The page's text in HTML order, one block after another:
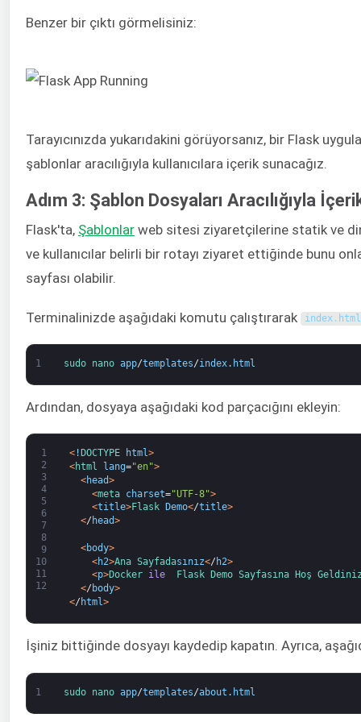
Benzer bir çıktı görmelisiniz:
Tarayıcınızda yukarıdakini görüyorsanız, bir Flask
şablonlar aracılığıyla kullanıcılara içerik sunacağız.
Adım 3: Şablon Dosyaları Aracılığıyla
Flask'ta, Şablonlar web sitesi ziyaretçilerine statik ve
ve kullanıcılar belirli bir rotayı ziyaret ettiğinde bunu
sayfası olabilir.
Terminalinizde aşağıdaki komutu çalıştırarak index. html
1 sudo nano app/templates/index. html
Ardından, dosyaya aşağıdaki kod parçacığını ekleyin:
1
2
3
4
5
6
7
8
9
10
11
12
<! DOCTYPE html>
<html lang="en">
<head>
<meta charset="UTF-8">
<title>Flask Demo</title>
</ head>
<body>
<h2>Ana Sayfadasınız</ h2>
<p>Docker ile Flask Demo Sayfasına Hoş
</ body>
</ html>
İşiniz bittiğinde dosyayı kaydedip kapatın. Ayrıca,
1 sudo nano app/templates/about . html